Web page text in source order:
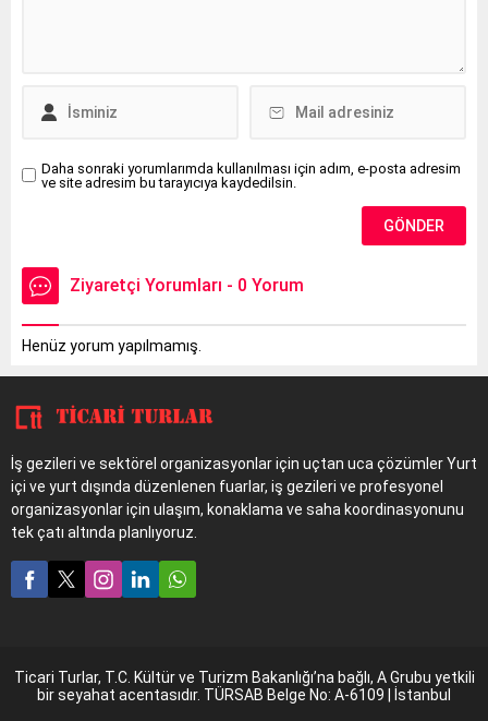
Daha sonraki yorumlarımda kullanılması için adım, e-posta adresim
ve site adresim bu tarayıcıya kaydedilsin.
Ziyaretçi Yorumları - 0 Yorum
Henüz yorum yapılmamış.
İş gezileri ve sektörel organizasyonlar için uçtan uca çözümler Yurt
içi ve yurt dışında düzenlenen fuarlar, iş gezileri ve profesyonel
organizasyonlar için ulaşım, konaklama ve saha koordinasyonunu
tek çatı altında planlıyoruz.
Ticari Turlar, T.C. Kültür ve Turizm Bakanlığı’na bağlı, A Grubu yetkili
bir seyahat acentasıdır. TÜRSAB Belge No: A-6109 | İstanbul